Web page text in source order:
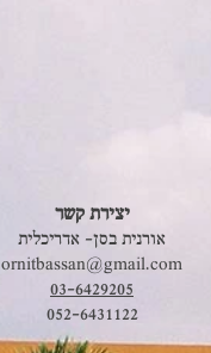
יצירת קשר
אורנית בסן- אדריכלית
ornitbassan@gmail.com
03-6429205
052-6431122